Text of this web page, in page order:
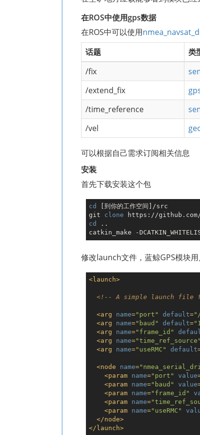
在ROS中使用gps数据
在ROS中可以使用
话题
类
/fix
/extend_fix
/time_reference
/vel
可以根据自己需求订阅相关信息
安装
首先下载安装这个包
cd
[到你的工作空间]/src
git clone
cd
..
catkin_make -
修改launch文件，蓝鲸GPS模块用
< launch>
<!-- A simple launch file
<arg name="port" default=
<arg name="baud" default=
<arg name="frame_id"
<arg name="time_ref_source"
<arg name="useRMC" default
<node name=
<param name="port" value
<param name="baud" value
<param name="frame_id"
<param name=
<param name="useRMC"
</node>
</ launch>